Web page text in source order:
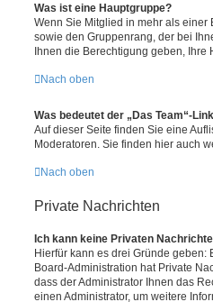
Was ist eine Hauptgruppe?
Wenn Sie Mitglied in mehr als
sowie den Gruppenrang, der bei
Ihnen die Berechtigung geben,
Nach oben
Was bedeutet der „Das Team“-
Auf dieser Seite finden Sie eine
Moderatoren. Sie finden hier auch
Nach oben
Private Nachrichten
Ich kann keine Privaten
Hierfür kann es drei Gründe geben:
Board-Administration hat Private
dass der Administrator Ihnen das
einen Administrator, um weitere